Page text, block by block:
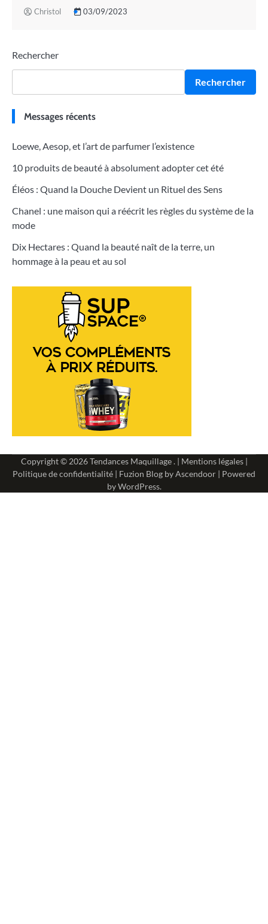
Christol 03/09/2023
Rechercher
Rechercher
Messages récents
Loewe, Aesop, et l’art de parfumer l’existence
10 produits de beauté à absolument adopter cet été
Éléos : Quand la Douche Devient un Rituel des Sens
Chanel : une maison qui a réécrit les règles du système de la
mode
Dix Hectares : Quand la beauté naît de la terre, un
hommage à la peau et au sol
Copyright © 2026Tendances Maquillage. | Mentions légales|
Politique de confidentialité | Fuzion Blog byAscendoor | Powered
byWordPress.